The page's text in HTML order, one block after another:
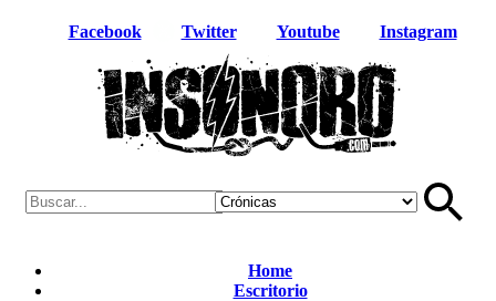
Facebook Twitter Youtube Instagram
Home
Escritorio